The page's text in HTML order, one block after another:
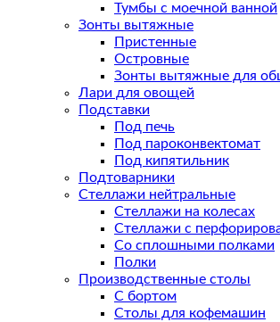
Тумбы с моечной ванной
Зонты вытяжные
Пристенные
Островные
Зонты вытяжные для
Лари для овощей
Подставки
Под печь
Под пароконвектомат
Под кипятильник
Подтоварники
Стеллажи нейтральные
Стеллажи на колесах
Стеллажи с
Со сплошными полками
Полки
Производственные столы
С бортом
Столы для кофемашин